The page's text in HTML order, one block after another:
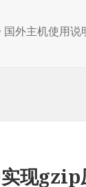
分
国外主机使用说
现gzip